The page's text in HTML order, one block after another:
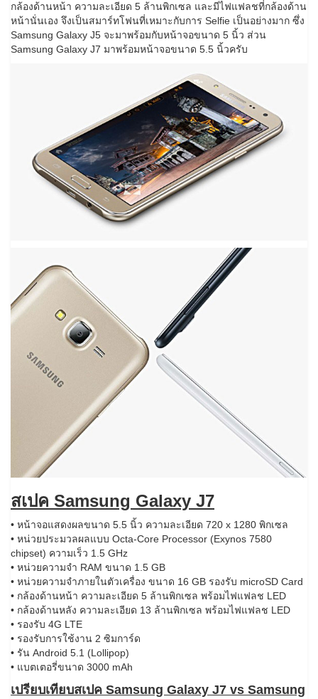
กล้องด้านหน้า ความละเอียด 5 ล้านพิกเซล และมีไฟแฟลชที่กล้องด้าน
หน้านั่นเอง จึงเป็นสมาร์ทโฟนที่เหมาะกับการ Selfie เป็นอย่างมาก ซึ่ง
Samsung Galaxy J5 จะมาพร้อมกับหน้าจอขนาด 5 นิ้ว ส่วน
Samsung Galaxy J7 มาพร้อมหน้าจอขนาด 5.5 นิ้วครับ
สเปค Samsung Galaxy J7
• หน้าจอแสดงผลขนาด 5.5 นิ้ว ความละเอียด 720 x 1280 พิกเซล
• หน่วยประมวลผลแบบ Octa-Core Processor (Exynos 7580
chipset) ความเร็ว 1.5 GHz
• หน่วยความจำ RAM ขนาด 1.5 GB
• หน่วยความจำภายในตัวเครื่อง ขนาด 16 GB รองรับ microSD Card
• กล้องด้านหน้า ความละเอียด 5 ล้านพิกเซล พร้อมไฟแฟลช LED
• กล้องด้านหลัง ความละเอียด 13 ล้านพิกเซล พร้อมไฟแฟลช LED
• รองรับ 4G LTE
• รองรับการใช้งาน 2 ซิมการ์ด
• รัน Android 5.1 (Lollipop)
• แบตเตอรี่ขนาด 3000 mAh
เปรียบเทียบสเปค Samsung Galaxy J7 vs Samsung